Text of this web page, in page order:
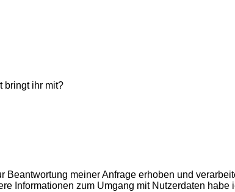
bringt ihr mit?
Beantwortung meiner Anfrage erhoben und
Informationen zum Umgang mit Nutzerdaten habe